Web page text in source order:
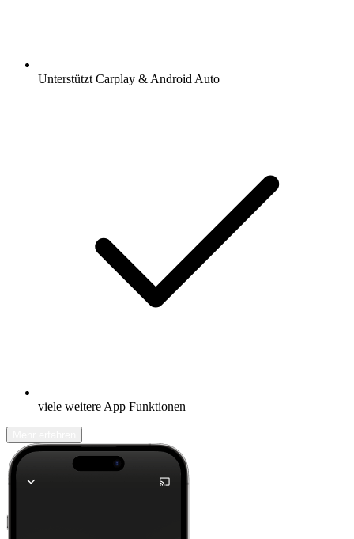
Unterstützt Carplay & Android Auto
viele weitere App Funktionen